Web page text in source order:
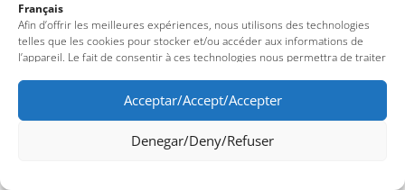
Français
Afin d’offrir les meilleures expériences, nous utilisons des technologies
telles que les cookies pour stocker et/ou accéder aux informations de
l’appareil. Le fait de consentir à ces technologies nous permettra de traiter
uniques sur ce site. Le fait de ne pas consentir ou de retirer son
consentement peut avoir un effet négatif sur certaines fonctionnalités et
caractéristiques du site.
Acceptar/Accept/Accepter
Denegar/Deny/Refuser